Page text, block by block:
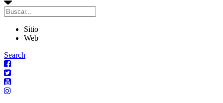
Sitio
Web
Search